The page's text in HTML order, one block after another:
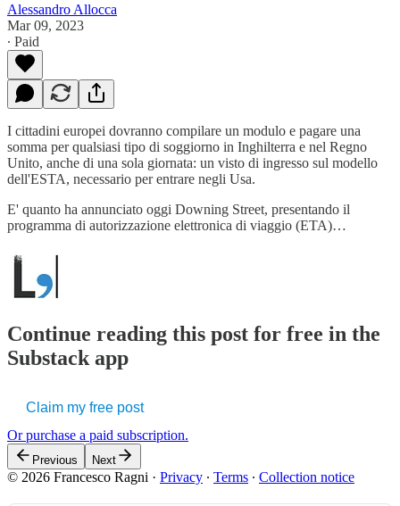
Alessandro Allocca
Mar 09, 2023
∙ Paid
I cittadini europei dovranno compilare un modulo e pagare una
somma per qualsiasi tipo di soggiorno in Inghilterra e nel Regno
Unito, anche di una sola giornata: un visto di ingresso sul modello
dell'ESTA, necessario per entrare negli Usa.
E' quanto ha annunciato oggi Downing Street, presentando il
programma di autorizzazione elettronica di viaggio (ETA)…
Continue reading this post for free in the
Substack app
Claim my free post
Or purchase a paid subscription.
Previous Next
© 2026 Francesco Ragni · Privacy ∙ Terms ∙ Collection notice